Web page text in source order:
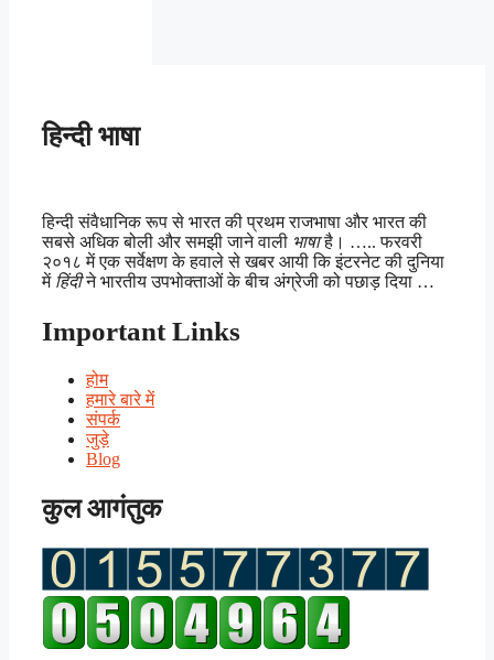
हिन्दी भाषा
हिन्दी संवैधानिक रूप से भारत की प्रथम राजभाषा और भारत की
सबसे अधिक बोली और समझी जाने वाली भाषाहै। ….. फरवरी
२०१८ में एक सर्वेक्षण के हवाले से खबर आयी कि इंटरनेट की दुनिया
में हिंदीने भारतीय उपभोक्ताओं के बीच अंग्रेजी को पछाड़ दिया …
Important Links
होम
हमारे बारे में
संपर्क
जुड़े
Blog
कुल आगंतुक